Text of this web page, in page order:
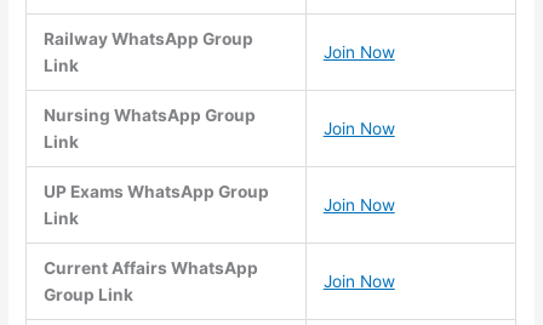
Railway WhatsApp Group
Link
Join Now
Nursing WhatsApp Group
Link
Join Now
UP Exams WhatsApp Group
Link
Join Now
Current Affairs WhatsApp
Group Link
Join Now